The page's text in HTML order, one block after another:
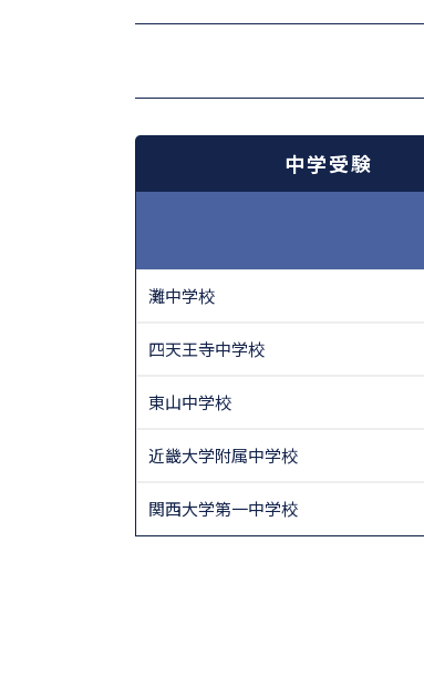
中学受験
灘中学校
四天王寺中学校
東山中学校
近畿大学附属中学校
関西大学第一中学校